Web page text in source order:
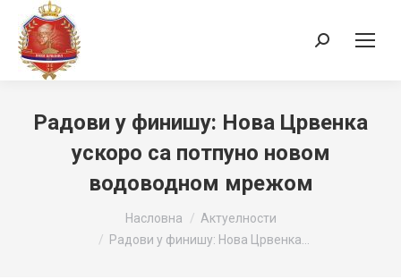
Search:
Радови у финишу: Нова Црвенка
ускоро са потпуно новом
водоводном мрежом
Насловна
Актуелности
Радови у финишу: Нова Црвенка…